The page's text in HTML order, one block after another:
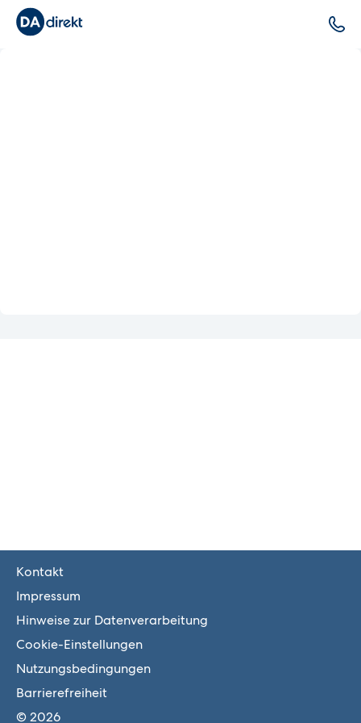
Kontakt
Impressum
Hinweise zur Datenverarbeitung
Cookie-Einstellungen
Nutzungsbedingungen
Barrierefreiheit
© 2026